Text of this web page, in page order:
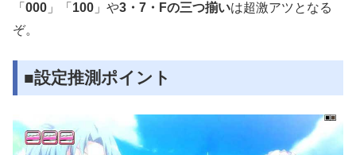
「 000 」「 100 」や3・7・Fの三つ揃いは超激アツとなる
ぞ。
■設定推測ポイント